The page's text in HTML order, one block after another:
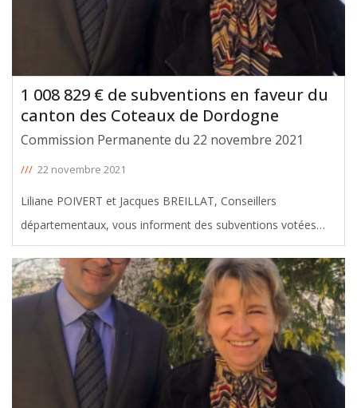
1 008 829 € de subventions en faveur du
canton des Coteaux de Dordogne
Commission Permanente du 22 novembre 2021
/// 22 novembre 2021
Liliane POIVERT et Jacques BREILLAT, Conseillers
départementaux, vous informent des subventions votées
avec leur soutien en faveur du canton des Coteaux de
Dordogne, lors de la Commission permanente du 22
novembre 2021. Le montant total de[ … ]